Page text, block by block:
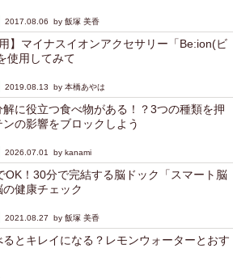
2017.08.06 by 飯塚 美香
用】マイナスイオンアクセサリー「Be:ion(ビ
使用してみて
2019.08.13 by 本橋あやは
解に役立つ食べ物がある！？3つの種類を押
の影響をブロックしよう
2026.07.01 by kanami
OK！30分で完結する脳ドック「スマート脳
の健康チェック
2021.08.27 by 飯塚 美香
るとキレイになる？レモンウォーターとおす